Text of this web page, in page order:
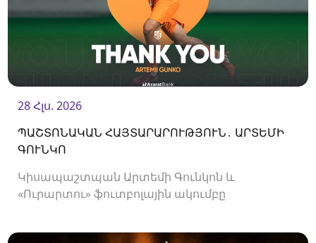
28 Հլս. 2026
ՊԱՇՏՈՆԱԿԱՆ ՀԱՅՏԱՐԱՐՈՒԹՅՈՒՆ․ ԱՐՏԵՄԻ
ԳՈՒՆԿՈ
Կիսապաշտպան Արտեմի Գունկոն և
«Ուրարտու» ֆուտբոլային ակումբը